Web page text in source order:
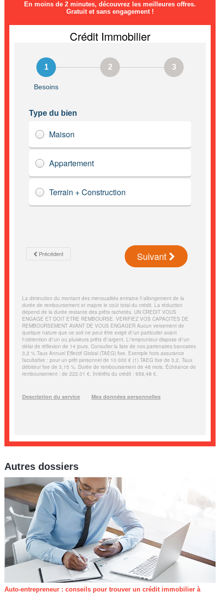
En moins de 2 minutes, découvrez les meilleures offres.
Gratuit et sans engagement !
Autres dossiers
Auto-entrepreneur : conseils pour trouver un crédit immobilier à